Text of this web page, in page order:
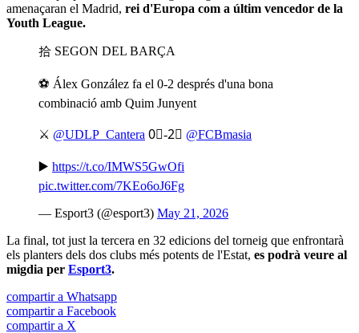
amenaçaran el Madrid, rei d'Europa com a últim vencedor de la
Youth League.
拾 SEGON DEL BARÇA
⚽️ Álex González fa el 0-2 després d'una bona
combinació amb Quim Junyent
⚔️ @UDLP_Cantera 0⃣-2⃣ @FCBmasia
▶️ https://t.co/IMWS5GwOfi
pic.twitter.com/7KEo6oJ6Fg
— Esport3 (@esport3) May 21, 2026
La final, tot just la tercera en 32 edicions del torneig que enfrontarà
els planters dels dos clubs més potents de l'Estat, es podrà veure al
migdia per Esport3.
compartir a Whatsapp
compartir a Facebook
compartir a X